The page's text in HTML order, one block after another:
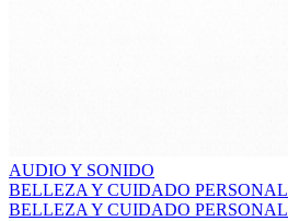
AUDIO Y SONIDO
BELLEZA Y CUIDADO PERSONAL
BELLEZA Y CUIDADO PERSONAL